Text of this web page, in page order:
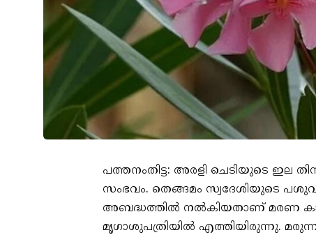
പത്തനംതിട്ട: അരളി ചെടിയുടെ ഇല
സംഭവം. തെങ്ങമം സ്വദേശിയുടെ
അബദ്ധത്തിൽ നൽകിയതാണ് മരണ
മൃഗാശുപത്രിയിൽ എത്തിയിരുന്നു.